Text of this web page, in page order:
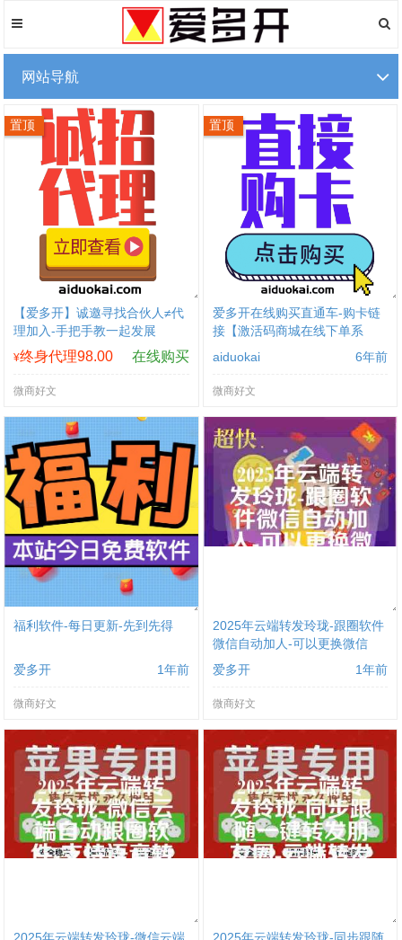
网站导航
置顶
【爱多开】诚邀寻找合伙人≠代
理加入-手把手教一起发展
¥终身代理98.00 在线购买
微商好文
置顶
爱多开在线购买直通车-购卡链
接【激活码商城在线下单系
统】
aiduokai 6年前
微商好文
福利软件-每日更新-先到先得
爱多开 1年前
微商好文
2025年云端转发玲珑-跟圈软件
微信自动加人-可以更换微信
爱多开
1年前
微商好文
2025年云端转发玲珑-微信云端
2025年云端转发玲珑-同步跟随